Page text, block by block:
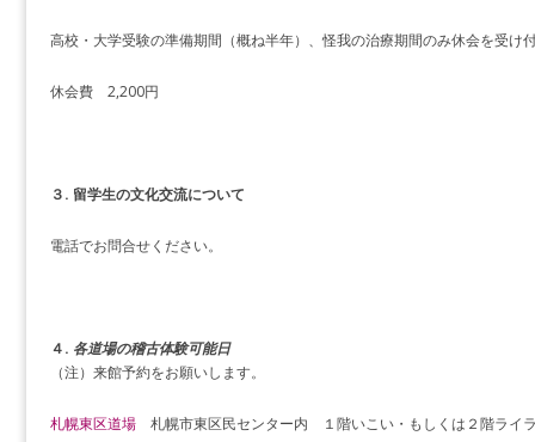
高校・大学受験の準備期間（概ね半年）、怪我の治療期間のみ休会を受け
休会費 2,200円
３. 留学生の文化交流について
電話でお問合せください。
４. 各道場の稽古体験可能日
（注）来館予約をお願いします。
札幌東区道場札幌市東区民センター内 １階いこい・もしくは２階ライ